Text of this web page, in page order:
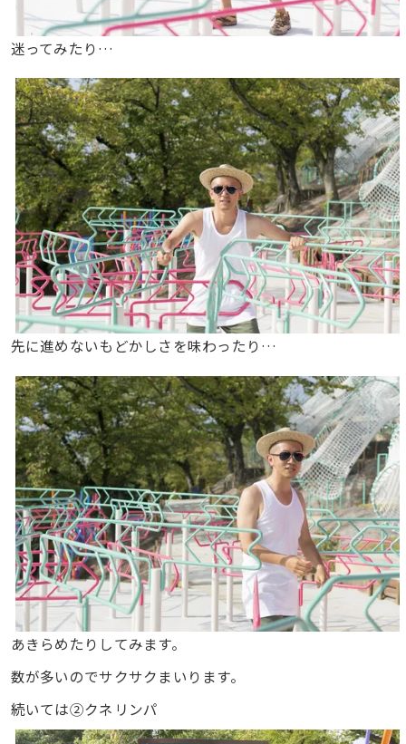
迷ってみたり…
先に進めないもどかしさを味わったり…
あきらめたりしてみます。
数が多いのでサクサクまいります。
続いては②クネリンパ